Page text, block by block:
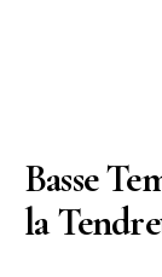
Basse
la